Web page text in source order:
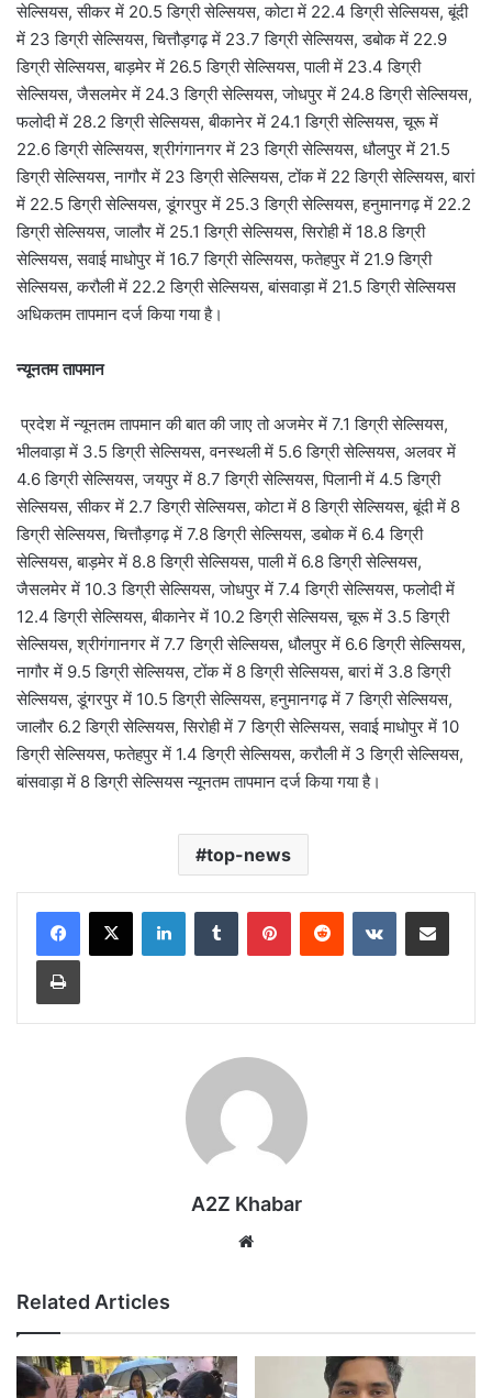
सेल्सियस, सीकर में 20.5 डिग्री सेल्सियस, कोटा में 22.4 डिग्री सेल्सियस, बूंदी
में 23 डिग्री सेल्सियस, चित्तौड़गढ़ में 23.7 डिग्री सेल्सियस, डबोक में 22.9
डिग्री सेल्सियस, बाड़मेर में 26.5 डिग्री सेल्सियस, पाली में 23.4 डिग्री
सेल्सियस, जैसलमेर में 24.3 डिग्री सेल्सियस, जोधपुर में 24.8 डिग्री सेल्सियस,
फलोदी में 28.2 डिग्री सेल्सियस, बीकानेर में 24.1 डिग्री सेल्सियस, चूरू में
22.6 डिग्री सेल्सियस, श्रीगंगानगर में 23 डिग्री सेल्सियस, धौलपुर में 21.5
डिग्री सेल्सियस, नागौर में 23 डिग्री सेल्सियस, टोंक में 22 डिग्री सेल्सियस, बारां
में 22.5 डिग्री सेल्सियस, डूंगरपुर में 25.3 डिग्री सेल्सियस, हनुमानगढ़ में 22.2
डिग्री सेल्सियस, जालौर में 25.1 डिग्री सेल्सियस, सिरोही में 18.8 डिग्री
सेल्सियस, सवाई माधोपुर में 16.7 डिग्री सेल्सियस, फतेहपुर में 21.9 डिग्री
सेल्सियस, करौली में 22.2 डिग्री सेल्सियस, बांसवाड़ा में 21.5 डिग्री सेल्सियस
अधिकतम तापमान दर्ज किया गया है।
न्यूनतम तापमान
प्रदेश में न्यूनतम तापमान की बात की जाए तो अजमेर में 7.1 डिग्री सेल्सियस,
भीलवाड़ा में 3.5 डिग्री सेल्सियस, वनस्थली में 5.6 डिग्री सेल्सियस, अलवर में
4.6 डिग्री सेल्सियस, जयपुर में 8.7 डिग्री सेल्सियस, पिलानी में 4.5 डिग्री
सेल्सियस, सीकर में 2.7 डिग्री सेल्सियस, कोटा में 8 डिग्री सेल्सियस, बूंदी में 8
डिग्री सेल्सियस, चित्तौड़गढ़ में 7.8 डिग्री सेल्सियस, डबोक में 6.4 डिग्री
सेल्सियस, बाड़मेर में 8.8 डिग्री सेल्सियस, पाली में 6.8 डिग्री सेल्सियस,
जैसलमेर में 10.3 डिग्री सेल्सियस, जोधपुर में 7.4 डिग्री सेल्सियस, फलोदी में
12.4 डिग्री सेल्सियस, बीकानेर में 10.2 डिग्री सेल्सियस, चूरू में 3.5 डिग्री
सेल्सियस, श्रीगंगानगर में 7.7 डिग्री सेल्सियस, धौलपुर में 6.6 डिग्री सेल्सियस,
नागौर में 9.5 डिग्री सेल्सियस, टोंक में 8 डिग्री सेल्सियस, बारां में 3.8 डिग्री
सेल्सियस, डूंगरपुर में 10.5 डिग्री सेल्सियस, हनुमानगढ़ में 7 डिग्री सेल्सियस,
जालौर 6.2 डिग्री सेल्सियस, सिरोही में 7 डिग्री सेल्सियस, सवाई माधोपुर में 10
डिग्री सेल्सियस, फतेहपुर में 1.4 डिग्री सेल्सियस, करौली में 3 डिग्री सेल्सियस,
बांसवाड़ा में 8 डिग्री सेल्सियस न्यूनतम तापमान दर्ज किया गया है।
top-news
LinkedInTumblr PinterestReddit VKontakteShare via Email
Print
A2Z Khabar
Related Articles